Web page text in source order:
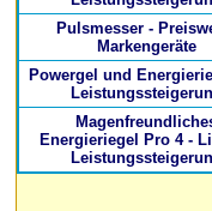
Pulsmesser -
Markengeräte
Powergel und
Energieriegel Pro 4 -